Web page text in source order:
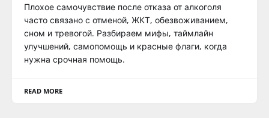
Плохое самочувствие после отказа от алкоголя
часто связано с отменой, ЖКТ, обезвоживанием,
сном и тревогой. Разбираем мифы, таймлайн
улучшений, самопомощь и красные флаги, когда
нужна срочная помощь.
READ MORE